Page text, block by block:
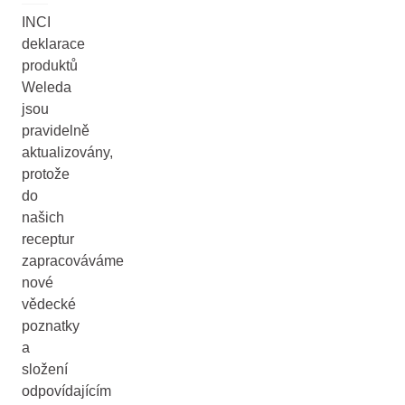
INCI
deklarace
produktů
Weleda
jsou
pravidelně
aktualizovány,
protože
do
našich
receptur
zapracováváme
nové
vědecké
poznatky
a
složení
odpovídajícím